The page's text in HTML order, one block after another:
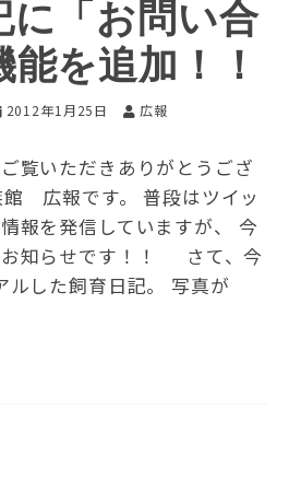
に「お問い合
を追加！！
2012年1月25日 広報
覧いただきありがとうござ
館 広報です。 普段はツイッ
報を発信していますが、 今
お知らせです！！ さて、今
ルした飼育日記。 写真が